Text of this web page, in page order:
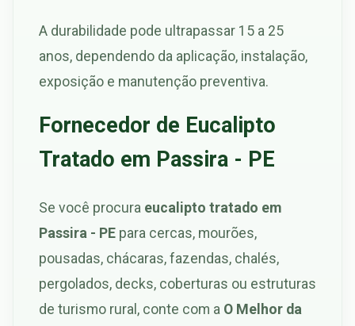
A durabilidade pode ultrapassar 15 a 25
anos, dependendo da aplicação, instalação,
exposição e manutenção preventiva.
Fornecedor de Eucalipto
Tratado em Passira - PE
Se você procura eucalipto tratado em
Passira - PE para cercas, mourões,
pousadas, chácaras, fazendas, chalés,
pergolados, decks, coberturas ou estruturas
de turismo rural, conte com a O Melhor da